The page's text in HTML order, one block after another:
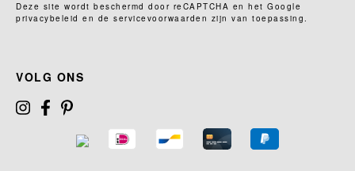
Deze site wordt beschermd door reCAPTCHA en het Google
privacybeleid en de servicevoorwaarden zijn van toepassing.
VOLG ONS